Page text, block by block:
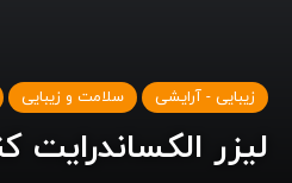
زیبایی - آرایشی سلامت و زیبایی
لیزر الکساندرایت